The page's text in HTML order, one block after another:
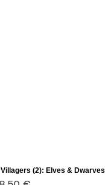
rapide
Villagers (2): Elves & Dwarves